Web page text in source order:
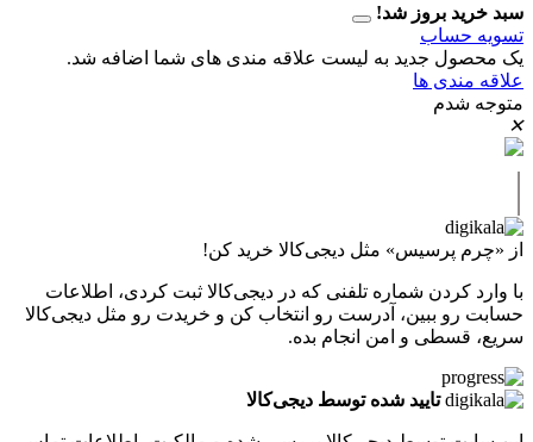
بروز شد!
جدید به لیست علاقه مندی های شما اضافه شد.
ها
پرسیس» مثل دیجی‌کالا خرید کن!
شماره تلفنی که در دیجی‌کالا ثبت کردی، اطلاعات
ببین، آدرست رو انتخاب کن و خریدت رو مثل دیجی‌کالا
و امن انجام بده.
تایید شده توسط دیجی‌کالا